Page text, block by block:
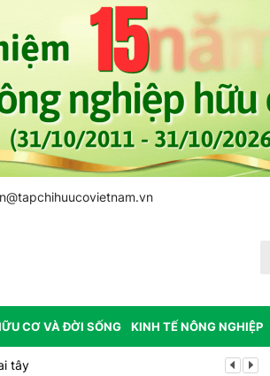
CƠ VÀ ĐỜI SỐNG KINH TẾ NÔNG NGHIỆP
tây Tp. Huế: